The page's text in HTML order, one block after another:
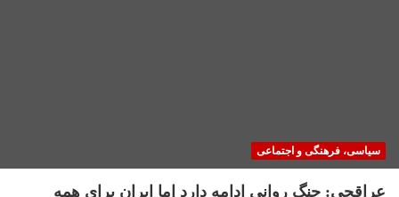
سیاسی، فرهنگی و اجتماعی
عراقچی: جنگ روانی ادامه دارد اما ایران برای همه